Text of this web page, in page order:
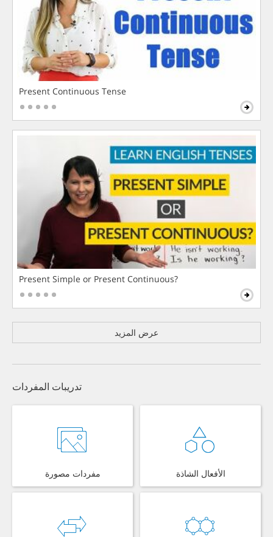
Present Continuous Tense
Present Simple or Present Continuous?
عرض المزيد
تدريبات المفردات
مفردات مصورة الأفعال الشاذة